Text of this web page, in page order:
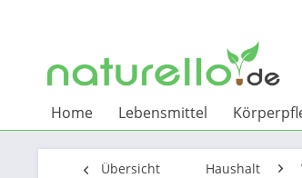
Home Lebensmittel
Übersicht Haushalt